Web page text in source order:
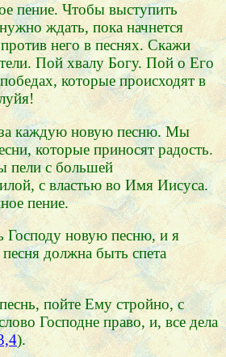
пение. Чтобы выступить
ждать, пока начнется
него в песнях. Скажи
Пой хвалу Богу. Пой о Его
которые происходят в
за каждую новую песню. Мы
которые приносят радость.
пели с большей
с властью во Имя Иисуса.
пение.
Господу новую песню, и я
должна быть спета
пойте Ему стройно, с
Господне право, и, все дела
).